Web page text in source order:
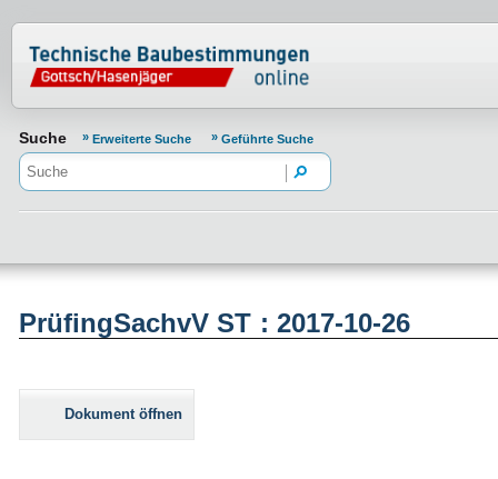
Normenportal Barrierefreiheit
Suche Erweiterte Suche Geführte Suche
PrüfingSachvV ST : 2017-10-26
Dokument öffnen